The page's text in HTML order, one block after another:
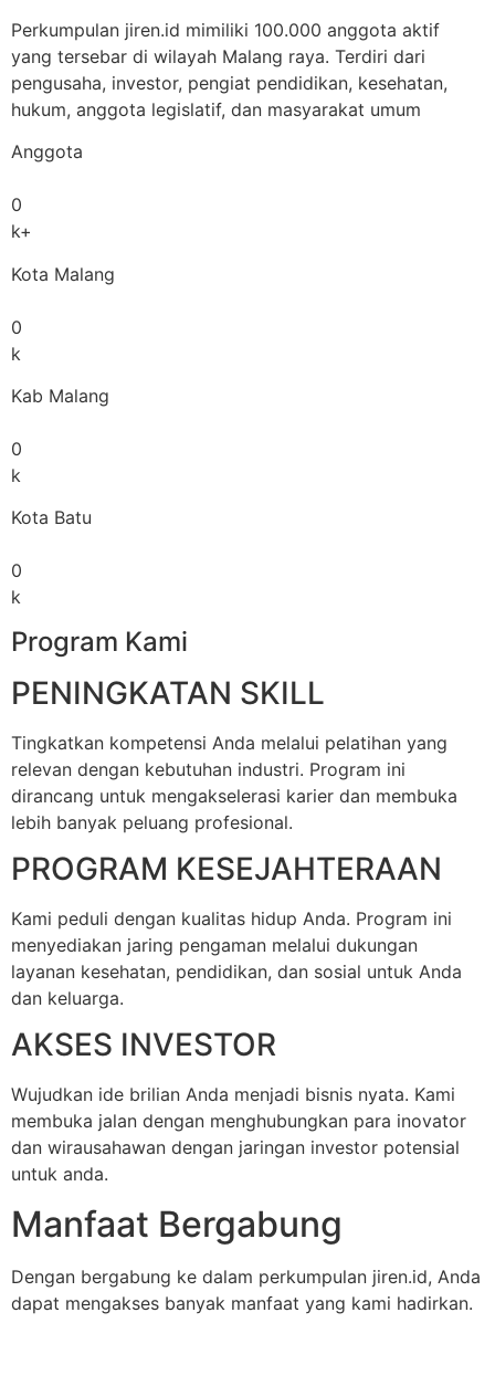
Perkumpulan jiren.id mimiliki 100.000 anggota aktif
yang tersebar di wilayah Malang raya. Terdiri dari
pengusaha, investor, pengiat pendidikan, kesehatan,
hukum, anggota legislatif, dan masyarakat umum
Anggota
0
k+
Kota Malang
0
k
Kab Malang
0
k
Kota Batu
0
k
Program Kami
PENINGKATAN SKILL
Tingkatkan kompetensi Anda melalui pelatihan yang
relevan dengan kebutuhan industri. Program ini
dirancang untuk mengakselerasi karier dan membuka
lebih banyak peluang profesional.
PROGRAM KESEJAHTERAAN
Kami peduli dengan kualitas hidup Anda. Program ini
menyediakan jaring pengaman melalui dukungan
layanan kesehatan, pendidikan, dan sosial untuk Anda
dan keluarga.
AKSES INVESTOR
Wujudkan ide brilian Anda menjadi bisnis nyata. Kami
membuka jalan dengan menghubungkan para inovator
dan wirausahawan dengan jaringan investor potensial
untuk anda.
Manfaat Bergabung
Dengan bergabung ke dalam perkumpulan jiren.id, Anda
dapat mengakses banyak manfaat yang kami hadirkan.